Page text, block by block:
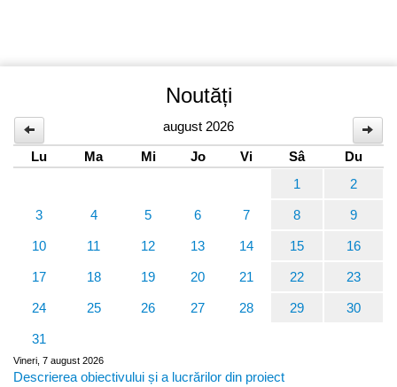
Noutăți
august 2026
Lu
Ma Mi Jo Vi Sâ
Du
1
2
3 4 5 6 7 8 9
10 11 12 13 14 15 16
17 18 19 20 21 22 23
24 25 26 27 28 29 30
31
Vineri, 7 august 2026
Descrierea obiectivului și a lucrărilor din proiect